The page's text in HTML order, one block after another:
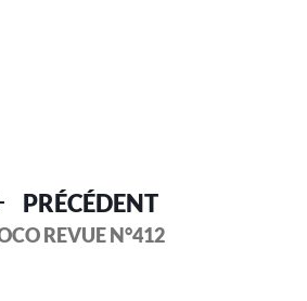
PRÉCÉDENT
REVUE N°412